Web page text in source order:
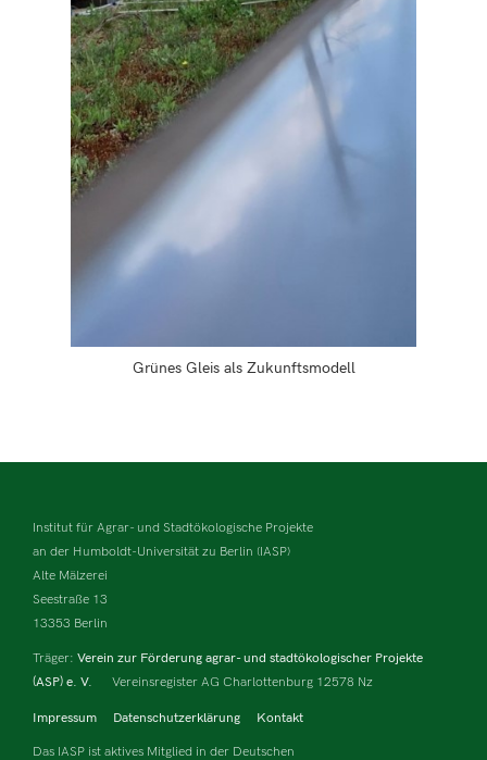
Grünes Gleis als Zukunftsmodell
Institut für Agrar- und Stadtökologische Projekte
an der Humboldt-Universität zu Berlin (IASP)
Alte Mälzerei
Seestraße 13
13353 Berlin
Träger: Verein zur Förderung agrar- und stadtökologischer Projekte
(ASP) e. V.
Vereinsregister AG Charlottenburg 12578 Nz
Impressum Datenschutzerklärung Kontakt
Das IASP ist aktives Mitglied in der Deutschen